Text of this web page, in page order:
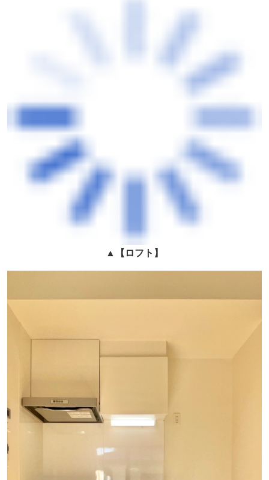
▲ 【ロフト 】